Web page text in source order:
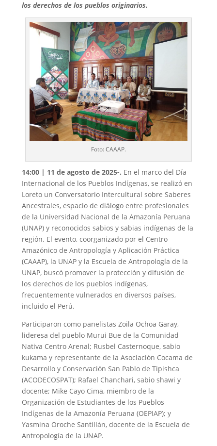
los derechos de los pueblos originarios.
Foto: CAAAP.
14:00 | 11 de agosto de 2025-. En el marco del Día
Internacional de los Pueblos Indígenas, se realizó en
Loreto un Conversatorio Intercultural sobre Saberes
Ancestrales, espacio de diálogo entre profesionales
de la Universidad Nacional de la Amazonía Peruana
(UNAP) y reconocidos sabios y sabias indígenas de la
región. El evento, coorganizado por el Centro
Amazónico de Antropología y Aplicación Práctica
(CAAAP), la UNAP y la Escuela de Antropología de la
UNAP, buscó promover la protección y difusión de
los derechos de los pueblos indígenas,
frecuentemente vulnerados en diversos países,
incluido el Perú.
Participaron como panelistas Zoila Ochoa Garay,
lideresa del pueblo Murui Bue de la Comunidad
Nativa Centro Arenal; Rusbel Casternoque, sabio
kukama y representante de la Asociación Cocama de
Desarrollo y Conservación San Pablo de Tipishca
(ACODECOSPAT); Rafael Chanchari, sabio shawi y
docente; Mike Cayo Cima, miembro de la
Organización de Estudiantes de los Pueblos
Indígenas de la Amazonía Peruana (OEPIAP); y
Yasmina Oroche Santillán, docente de la Escuela de
Antropología de la UNAP.